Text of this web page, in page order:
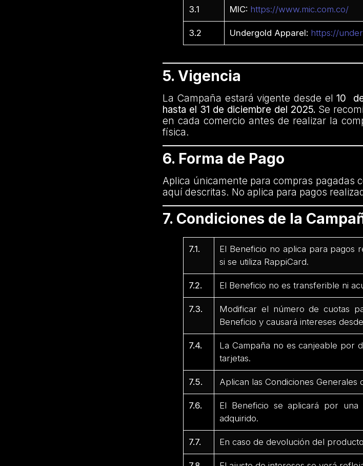
3.1 MIC: https://www.mic.com.co/
3.2 Undergold Apparel: https://
5. Vigencia
La Campaña estará vigente desde el 10
hasta el 31 de diciembre del 2025. Se
en cada comercio antes de realizar la
física.
6. Forma de Pago
Aplica únicamente para compras pagadas
aquí descritas. No aplica para pagos
7. Condiciones de la
7.1.
El Beneficio no aplica para pagos
si se utiliza RappiCard.
7.2. El Beneficio no es transferible ni
7.3.
Modificar el número de cuotas
Beneficio y causará intereses
7.4.
La Campaña no es canjeable por
tarjetas.
7.5. Aplican las Condiciones
7.6.
El Beneficio se aplicará por
adquirido.
7.7. En caso de devolución del